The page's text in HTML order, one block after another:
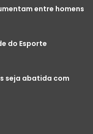
entre homens
do Esporte
seja abatida com